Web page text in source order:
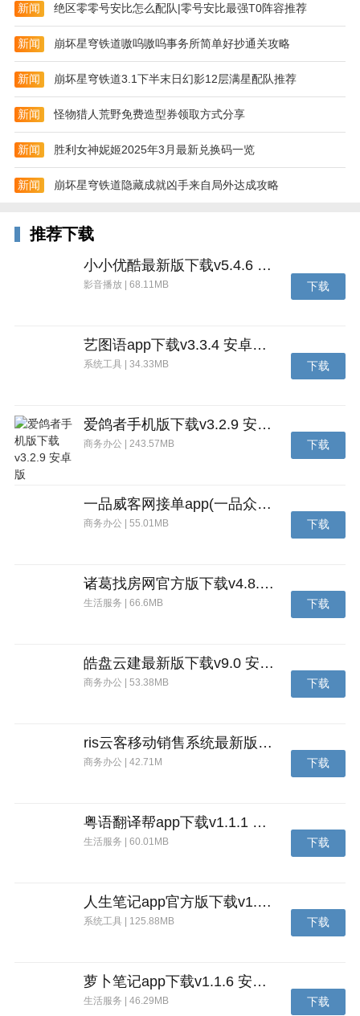
-简单易用的比赛匹配系统撮合不同的玩家进行对抗。
游戏亮点
LOL: Wild Rift正版IP 经典还原端游纯正体验
真正的5V5公平竞技 传承端游经典分路
R闪、E闪、落地金身、技能连招……
这并不是单纯的MOBA常规玩法移植
而是在每一处体验都进行重新的设计与打磨
在带来全新的moba手游体验同时
易上手 高上限 兼具策略深度、战术多样性
战术、策略、深度、意识、决策力……
也希望能让你感受到“这才是LOL: Wild Rift”
新闻 绝区零零号安比怎么配队|零号安比最强T0阵容推荐
新闻 崩坏星穹铁道嗷呜嗷呜事务所简单好抄通关攻略
新闻 崩坏星穹铁道3.1下半末日幻影12层满星配队推荐
新闻 怪物猎人荒野免费造型券领取方式分享
新闻 胜利女神妮姬2025年3月最新兑换码一览
新闻 崩坏星穹铁道隐藏成就凶手来自局外达成攻略
推荐下载
小小优酷最新版下载v5.4.6 安卓官方版
影音播放 | 68.11MB 下载
艺图语app下载v3.3.4 安卓免费版
系统工具 | 34.33MB 下载
爱鸽者手机版下载v3.2.9 安卓版
商务办公 | 243.57MB 下载
一品威客网接单app(一品众包)下载v2.7.1 安卓最新版
商务办公 | 55.01MB 下载
诸葛找房网官方版下载v4.8.1.1 安卓最新版
生活服务 | 66.6MB 下载
皓盘云建最新版下载v9.0 安卓版
商务办公 | 53.38MB 下载
ris云客移动销售系统最新版下载v1.1.25 安卓手机版
商务办公 | 42.71M 下载
粤语翻译帮app下载v1.1.1 安卓版
生活服务 | 60.01MB 下载
人生笔记app官方版下载v1.19.4 安卓版
系统工具 | 125.88MB 下载
萝卜笔记app下载v1.1.6 安卓版
生活服务 | 46.29MB 下载